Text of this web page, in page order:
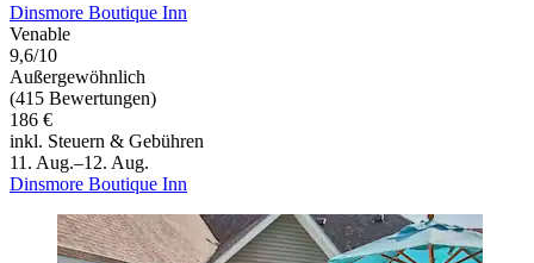
Dinsmore Boutique Inn
Venable
9,6/10
Außergewöhnlich
(415 Bewertungen)
186 €
inkl. Steuern & Gebühren
11. Aug.–12. Aug.
Dinsmore Boutique Inn